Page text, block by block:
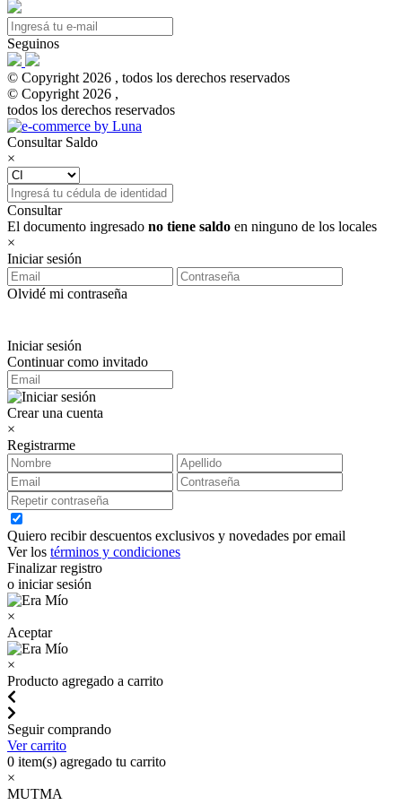
Seguinos
© Copyright 2026 , todos los derechos reservados
© Copyright 2026 ,
todos los derechos reservados
Consultar Saldo
×
Consultar
El documento ingresado no tiene saldo en ninguno de los locales
×
Iniciar sesión
Olvidé mi contraseña
Iniciar sesión
Continuar como invitado
Crear una cuenta
×
Registrarme
Quiero recibir descuentos exclusivos y novedades por email
Ver los términos y condiciones
Finalizar registro
o iniciar sesión
×
Aceptar
×
Producto agregado a carrito
Seguir comprando
Ver carrito
0 item(s) agregado tu carrito
×
MUTMA